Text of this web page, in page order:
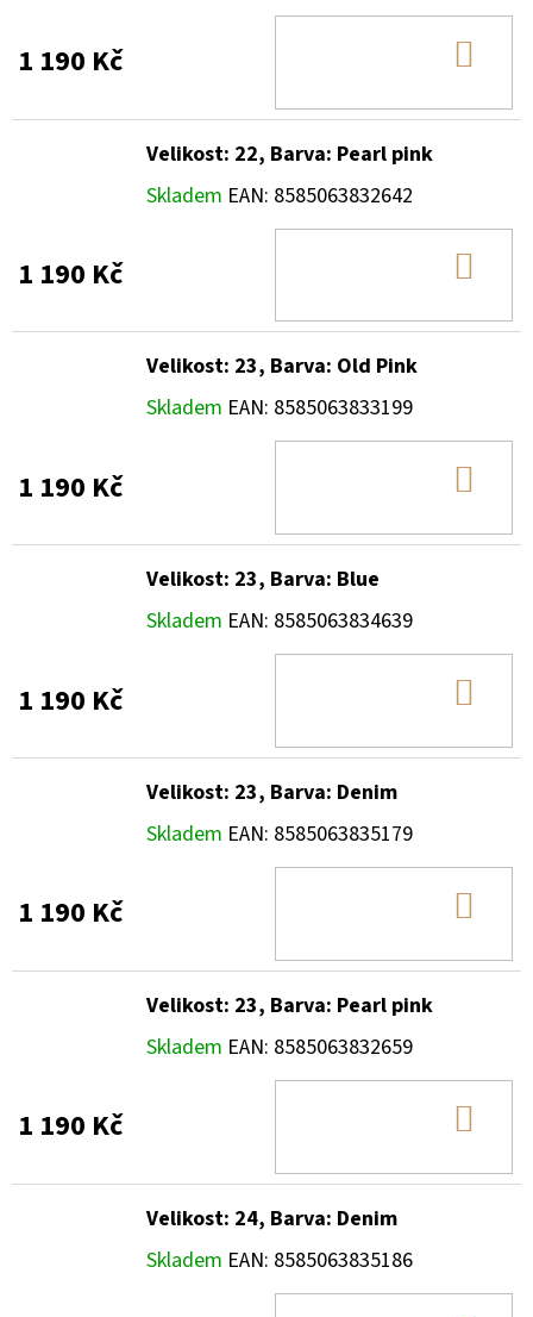
1 190 Kč
Velikost: 22, Barva: Pearl pink
Skladem EAN: 8585063832642
1 190 Kč
Velikost: 23, Barva: Old Pink
Skladem EAN: 8585063833199
1 190 Kč
Velikost: 23, Barva: Blue
Skladem EAN: 8585063834639
1 190 Kč
Velikost: 23, Barva: Denim
Skladem EAN: 8585063835179
1 190 Kč
Velikost: 23, Barva: Pearl pink
Skladem EAN: 8585063832659
1 190 Kč
Velikost: 24, Barva: Denim
Skladem EAN: 8585063835186